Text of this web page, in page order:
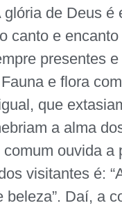
glória de Deus é
canto e
presentes e
e flora
que
a alma
ouvida a
visitantes é:
beleza”. Daí, a